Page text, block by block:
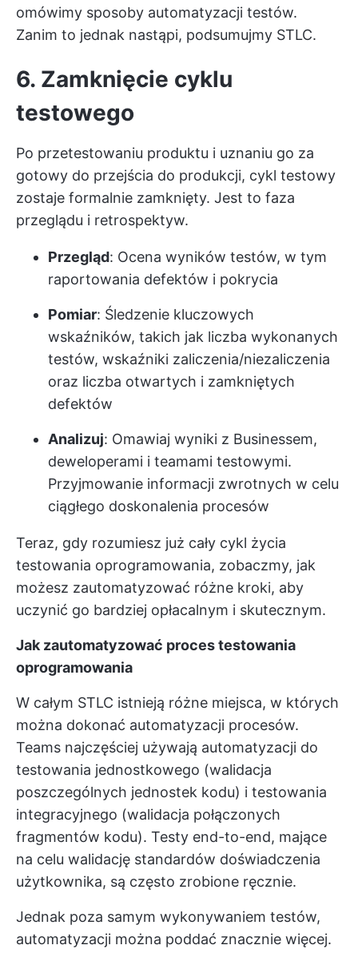
omówimy sposoby automatyzacji testów.
Zanim to jednak nastąpi, podsumujmy STLC.
6. Zamknięcie cyklu
testowego
Po przetestowaniu produktu i uznaniu go za
gotowy do przejścia do produkcji, cykl testowy
zostaje formalnie zamknięty. Jest to faza
przeglądu i retrospektyw.
Przegląd: Ocena wyników testów, w tym
raportowania defektów i pokrycia
Pomiar: Śledzenie kluczowych
wskaźników, takich jak liczba wykonanych
testów, wskaźniki zaliczenia/niezaliczenia
oraz liczba otwartych i zamkniętych
defektów
Analizuj: Omawiaj wyniki z Businessem,
deweloperami i teamami testowymi.
Przyjmowanie informacji zwrotnych w celu
ciągłego doskonalenia procesów
Teraz, gdy rozumiesz już cały cykl życia
testowania oprogramowania, zobaczmy, jak
możesz zautomatyzować różne kroki, aby
uczynić go bardziej opłacalnym i skutecznym.
Jak zautomatyzować proces testowania
oprogramowania
W całym STLC istnieją różne miejsca, w których
można dokonać automatyzacji procesów.
Teams najczęściej używają automatyzacji do
testowania jednostkowego (walidacja
poszczególnych jednostek kodu) i testowania
integracyjnego (walidacja połączonych
fragmentów kodu). Testy end-to-end, mające
na celu walidację standardów doświadczenia
użytkownika, są często zrobione ręcznie.
Jednak poza samym wykonywaniem testów,
automatyzacji można poddać znacznie więcej.